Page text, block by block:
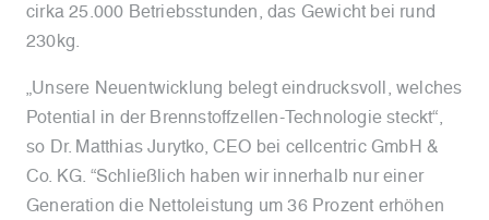
cirka 25.000 Betriebsstunden, das Gewicht bei rund
230kg.
„Unsere Neuentwicklung belegt eindrucksvoll, welches
Potential in der Brennstoffzellen-Technologie steckt“,
so Dr. Matthias Jurytko, CEO bei cellcentric GmbH &
Co. KG. “Schließlich haben wir innerhalb nur einer
Generation die Nettoleistung um 36 Prozent erhöhen